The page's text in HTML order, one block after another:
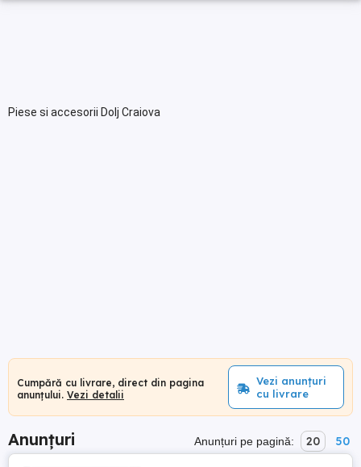
Piese si accesorii Dolj Craiova
Cumpără cu livrare, direct din pagina
anunțului. Vezi detalii
Vezi anunțuri
cu livrare
Anunțuri Anunțuri pe pagină: 20 50